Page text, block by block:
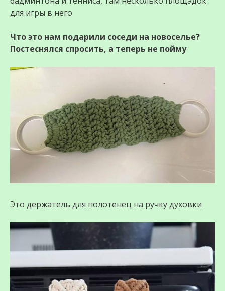
для игры в него
Что это нам подарили соседи на новоселье?
Постеснялся спросить, а теперь не пойму
Это держатель для полотенец на ручку духовки